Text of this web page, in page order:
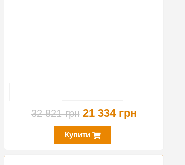
32 821 грн 21 334 грн
Купити